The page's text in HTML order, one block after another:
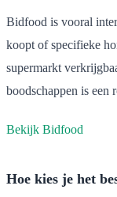
Bidfood is vooral
koopt of specifieke
supermarkt
boodschappen is een
Bekijk Bidfood
Hoe kies je het